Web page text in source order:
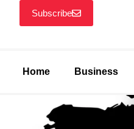
Subscribe
Home Business